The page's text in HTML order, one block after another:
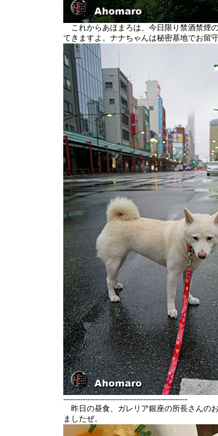
これからあほまろは、今日限り禁酒禁煙
てきますよ。ナナちゃんは秘密基地でお留
---------------------------------------------------
昨日の昼食、ガレリア銀座の所長さんの
ましたぜ。